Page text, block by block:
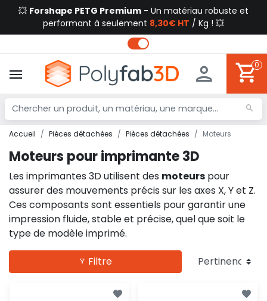
💥 Forshape PETG Premium - Un matériau robuste et
performant à seulement 8,30€ HT / Kg ! 💥
0
Accueil Pièces détachées Pièces détachées Moteurs
Moteurs pour imprimante 3D
Les imprimantes 3D utilisent des moteurs pour
assurer des mouvements précis sur les axes X, Y et Z.
Ces composants sont essentiels pour garantir une
impression fluide, stable et précise, quel que soit le
type de modèle imprimé.
Filtre